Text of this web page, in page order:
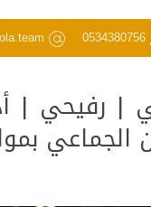
0534380756
| رفيحي |